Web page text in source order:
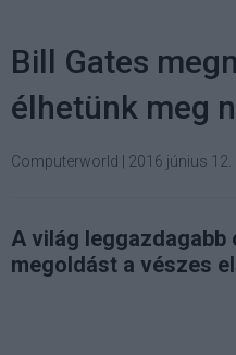
Bill Gates
élhetünk meg
Computerworld 2016 június 12.
A világ leggazdagabb
megoldást a vészes